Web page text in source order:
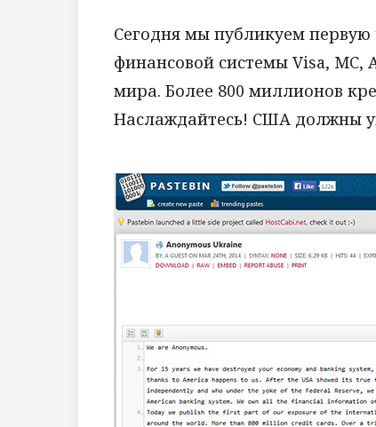
Сегодня мы публикуем
финансовой системы Visa, MC,
мира. Более 800 миллионов
Наслаждайтесь! США должны